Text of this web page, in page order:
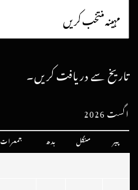
تاریخ سے دریافت کریں۔
اگست 2026
پیر منگل بدھ جمعرات